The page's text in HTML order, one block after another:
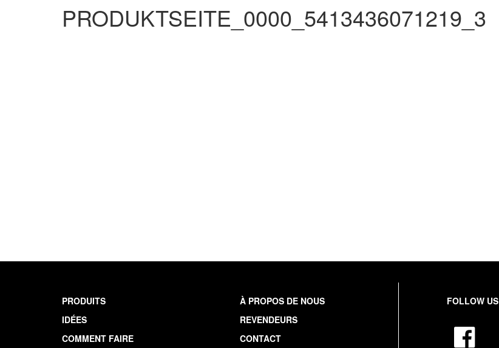
PRODUKTSEITE_0000_5413436071219_3
PRODUITS
IDÉES
COMMENT FAIRE
À PROPOS DE NOUS
REVENDEURS
CONTACT
FOLLOW US